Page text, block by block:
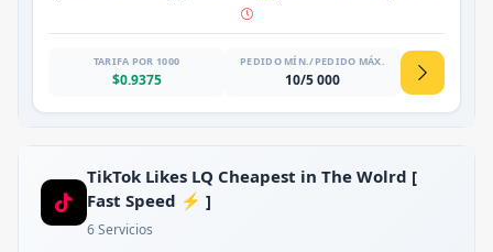
Hours 🚀
TARIFA POR 1000
$0.9375
PEDIDO MÍN./PEDIDO MÁX.
10/5 000
TikTok Likes LQ Cheapest in The Wolrd [
Fast Speed ⚡ ]
6 Servicios